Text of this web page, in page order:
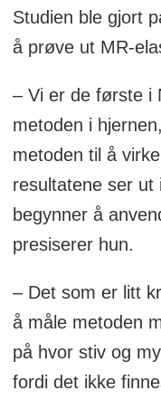
Studien ble gjort
å prøve ut MR-
– Vi er de første i
metoden i
metoden til å
resultatene ser ut
begynner å
presiserer hun.
– Det som er litt
å måle metoden
på hvor stiv og
fordi det ikke